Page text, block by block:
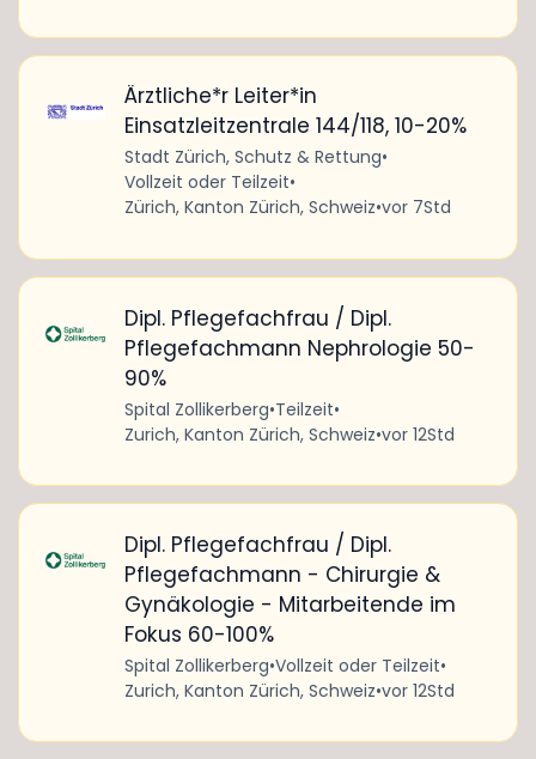
Ärztliche*r Leiter*in
Einsatzleitzentrale 144/118, 10-20%
Stadt Zürich, Schutz & Rettung•
Vollzeit oder Teilzeit•
Zürich, Kanton Zürich, Schweiz•vor 7Std
Dipl. Pflegefachfrau / Dipl.
Pflegefachmann Nephrologie 50-
90%
Spital Zollikerberg•Teilzeit•
Zurich, Kanton Zürich, Schweiz•vor 12Std
Dipl. Pflegefachfrau / Dipl.
Pflegefachmann - Chirurgie &
Gynäkologie - Mitarbeitende im
Fokus 60-100%
Spital Zollikerberg•Vollzeit oder Teilzeit•
Zurich, Kanton Zürich, Schweiz•vor 12Std